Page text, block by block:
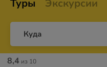
Туры
Экскурсии
Куда
8,4 из 10